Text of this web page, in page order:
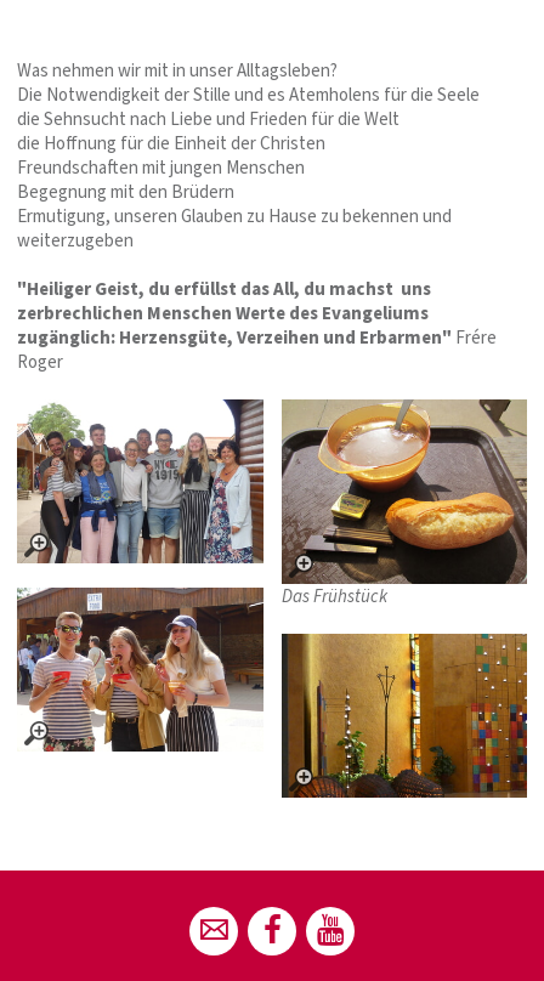
Was nehmen wir mit in unser Alltagsleben?
Die Notwendigkeit der Stille und es Atemholens für die Seele
die Sehnsucht nach Liebe und Frieden für die Welt
die Hoffnung für die Einheit der Christen
Freundschaften mit jungen Menschen
Begegnung mit den Brüdern
Ermutigung, unseren Glauben zu Hause zu bekennen und
weiterzugeben
"Heiliger Geist, du erfüllst das All, du machst uns
zerbrechlichen Menschen Werte des Evangeliums
zugänglich: Herzensgüte, Verzeihen und Erbarmen" Frére
Roger
Das Frühstück